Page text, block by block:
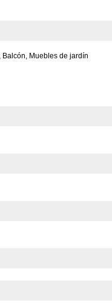
Balcón, Muebles de jardín